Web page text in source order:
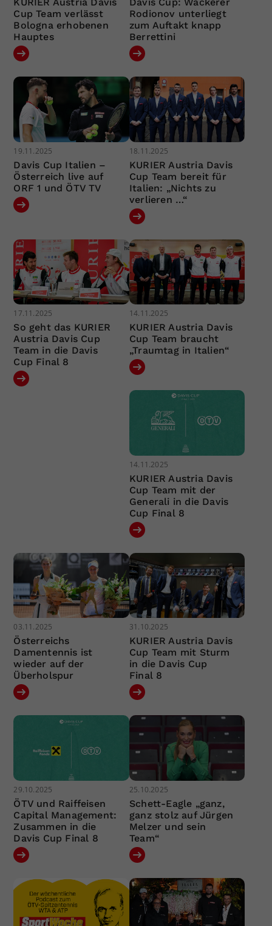
KURIER Austria Davis
Cup Team verlässt
Bologna erhobenen
Hauptes
Davis Cup: Wackerer
Rodionov unterliegt
zum Auftakt knapp
Berrettini
19.11.2025
Davis Cup Italien –
Österreich live auf
ORF 1 und ÖTV TV
18.11.2025
KURIER Austria Davis
Cup Team bereit für
Italien: „Nichts zu
verlieren …“
17.11.2025
So geht das KURIER
Austria Davis Cup
Team in die Davis
Cup Final 8
14.11.2025
KURIER Austria Davis
Cup Team braucht
„Traumtag in Italien“
14.11.2025
KURIER Austria Davis
Cup Team mit der
Generali in die Davis
Cup Final 8
03.11.2025
Österreichs
Damentennis ist
wieder auf der
Überholspur
31.10.2025
KURIER Austria Davis
Cup Team mit Sturm
in die Davis Cup
Final 8
29.10.2025
ÖTV und Raiffeisen
Capital Management:
Zusammen in die
Davis Cup Final 8
25.10.2025
Schett-Eagle „ganz,
ganz stolz auf Jürgen
Melzer und sein
Team“